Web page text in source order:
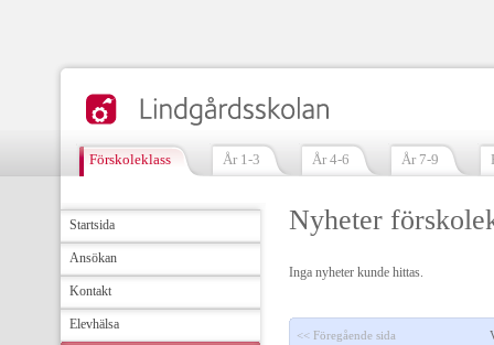
Förskoleklass År 1-3 År 4-6 År 7-9
Startsida
Ansökan
Kontakt
Elevhälsa
Nyheter
Inga nyheter kunde hittas.
<< Föregående sida